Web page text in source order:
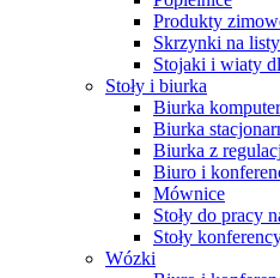
Produkty
Skrzynki na listy
Stojaki i wiaty
Stoły i biurka
Biurka
Biurka
Biurka z
Biuro i
Mównice
Stoły do pracy
Stoły
Wózki